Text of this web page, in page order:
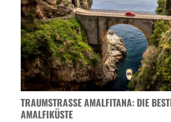
TRAUMSTRASSE AMALFITANA: DIE
MALFIKÜSTE